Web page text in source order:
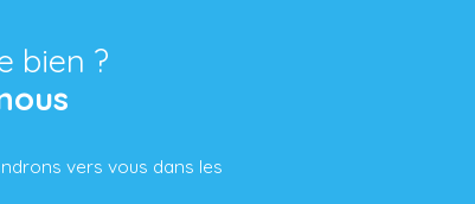
bien ?
vers vous dans les